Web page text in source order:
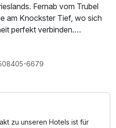
Fernab vom Trubel
am Knockster Tief, wo sich
perfekt verbinden.
reichhaltigen Frühstück,
und entdecken Sie
bieten Ihnen die
zu entfliehen und neue
Internetnutzung
6679
zu unseren Hotels ist für